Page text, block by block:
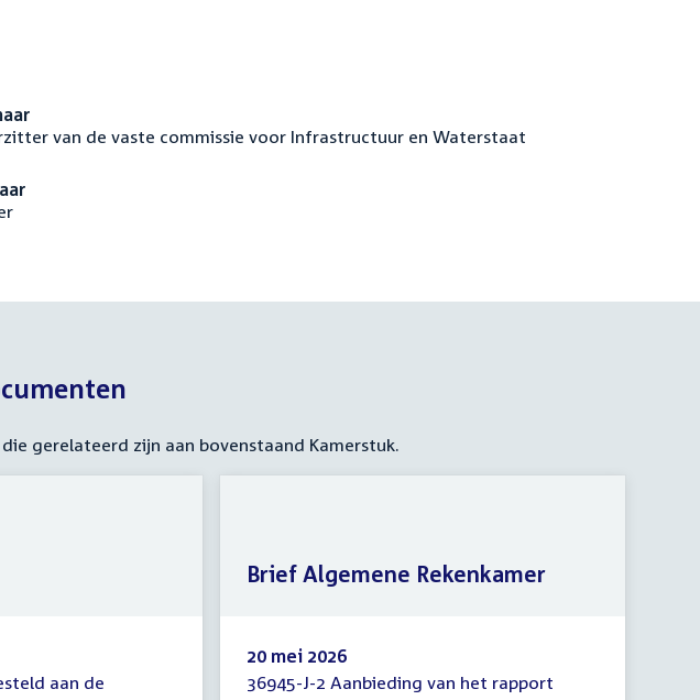
van de vaste commissie voor Infrastructuur en Waterstaat
gerelateerd zijn aan bovenstaand Kamerstuk.
aan de
Brief
20 mei 2026
36945-J-2 Aanbieding van het rapport
Brief Algemene Rekenkamer